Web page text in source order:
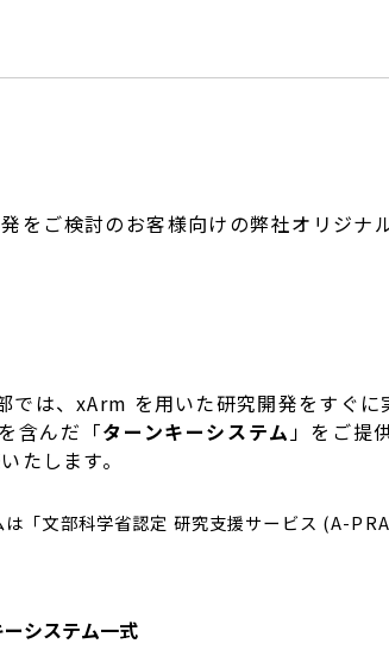
ご検討のお客様向けの弊社オリジナ
では、xArm を用いた研究開発をすぐ
含んだ「ターンキーシステム」をご提
たします。
「文部科学省認定 研究支援サービス (A-
システム一式